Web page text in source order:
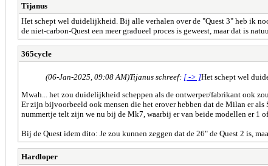
Tijanus
Het schept wel duidelijkheid. Bij alle verhalen over de "Quest 3" heb ik
de niet-carbon-Quest een meer gradueel proces is geweest, maar dat is
365cycle
(06-Jan-2025, 09:08 AM)Tijanus schreef: [ -> ]Het schept wel
Mwah... het zou duidelijkheid scheppen als de ontwerper/fabrikant ook
Er zijn bijvoorbeeld ook mensen die het erover hebben dat de Milan er
nummertje telt zijn we nu bij de Mk7, waarbij er van beide modellen er 1
Bij de Quest idem dito: Je zou kunnen zeggen dat de 26" de Quest 2 is,
Hardloper